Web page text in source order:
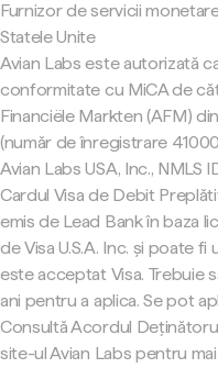
Furnizor de servicii
Statele Unite
Avian Labs este autorizată
conformitate cu MiCA de
Financiële Markten (AFM)
(număr de înregistrare
Avian Labs USA, Inc., NMLS
Cardul Visa de Debit
emis de Lead Bank în baza
de Visa U.S.A. Inc. și poate fi
este acceptat Visa. Trebuie
ani pentru a aplica. Se pot
Consultă Acordul
site-ul Avian Labs pentru